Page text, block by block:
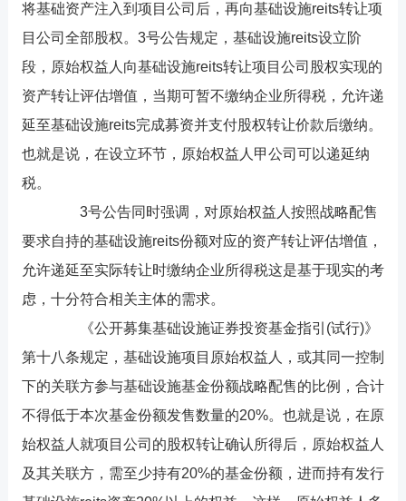
将基础资产注入到项目公司后，再向基础设施reits转让项
目公司全部股权。3号公告规定，基础设施reits设立阶
段，原始权益人向基础设施reits转让项目公司股权实现的
资产转让评估增值，当期可暂不缴纳企业所得税，允许递
延至基础设施reits完成募资并支付股权转让价款后缴纳。
也就是说，在设立环节，原始权益人甲公司可以递延纳
税。
3号公告同时强调，对原始权益人按照战略配售
要求自持的基础设施reits份额对应的资产转让评估增值，
允许递延至实际转让时缴纳企业所得税这是基于现实的考
虑，十分符合相关主体的需求。
《公开募集基础设施证券投资基金指引(试行)》
第十八条规定，基础设施项目原始权益人，或其同一控制
下的关联方参与基础设施基金份额战略配售的比例，合计
不得低于本次基金份额发售数量的20%。也就是说，在原
始权益人就项目公司的股权转让确认所得后，原始权益人
及其关联方，需至少持有20%的基金份额，进而持有发行